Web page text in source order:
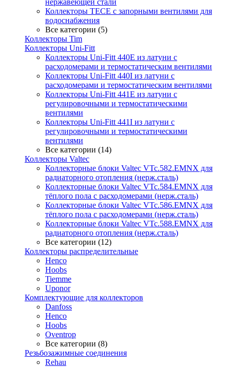
нержавеющей стали
Коллекторы TECE с запорными вентилями для
водоснабжения
Все категории (5)
Коллекторы Tim
Коллекторы Uni-Fitt
Коллекторы Uni-Fitt 440E из латуни с
расходомерами и термостатическим вентилями
Коллекторы Uni-Fitt 440I из латуни с
расходомерами и термостатическим вентилями
Коллекторы Uni-Fitt 441E из латуни с
регулировочными и термостатическими
вентилями
Коллекторы Uni-Fitt 441I из латуни с
регулировочными и термостатическими
вентилями
Все категории (14)
Коллекторы Valtec
Коллекторные блоки Valtec VTc.582.EMNX для
радиаторного отопления (нерж.сталь)
Коллекторные блоки Valtec VTc.584.EMNX для
тёплого пола с расходомерами (нерж.сталь)
Коллекторные блоки Valtec VTc.586.EMNX для
тёплого пола с расходомерами (нерж.сталь)
Коллекторные блоки Valtec VTc.588.EMNX для
радиаторного отопления (нерж.сталь)
Все категории (12)
Коллекторы распределительные
Henco
Hoobs
Tiemme
Uponor
Комплектующие для коллекторов
Danfoss
Henco
Hoobs
Oventrop
Все категории (8)
Резьбозажимные соединения
Rehau